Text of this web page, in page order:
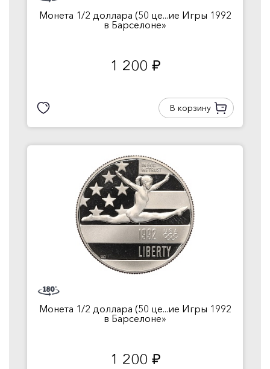
Монета 1/2 доллара (50 це...ие Игры 1992
в Барселоне»
1 200 руб.
В корзину
Монета 1/2 доллара (50 це...ие Игры 1992
в Барселоне»
1 200 руб.